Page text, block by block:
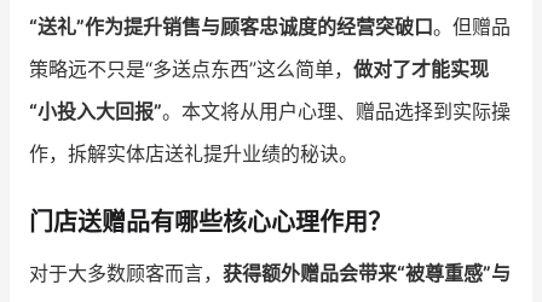
品牌消费观 行业报告
新零售资讯
培训课程
“送礼”作为提升销售与顾客忠诚度的经营突破口。但赠品
策略远不只是“多送点东西”这么简单， 做对了才能实现
“小投入大回报”。本文将从用户心理、赠品选择到实际操
作，拆解实体店送礼提升业绩的秘诀。
门店送赠品有哪些核心心理作用？
对于大多数顾客而言， 获得额外赠品会带来“被尊重感”与